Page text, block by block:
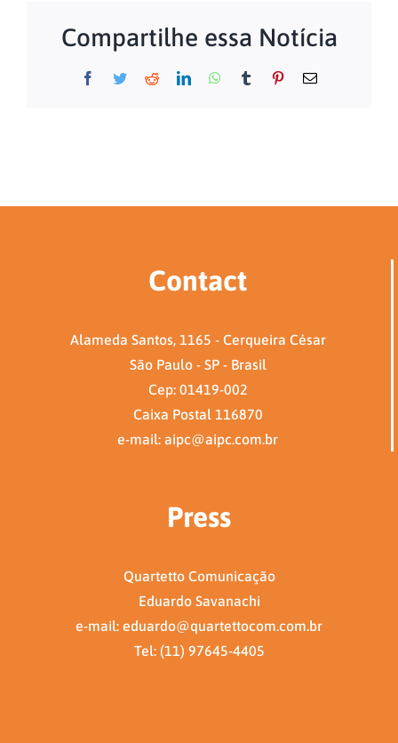
Compartilhe essa Notícia
Facebook
TwitterRedditLinkedInWhatsApp
Tumblr PinterestEmail
Contact
Alameda Santos, 1165 - Cerqueira César
São Paulo - SP - Brasil
Cep: 01419-002
Caixa Postal 116870
e-mail: aipc@aipc.com.br
Press
Quartetto Comunicação
Eduardo Savanachi
e-mail: eduardo@quartettocom.com.br
Tel: (11) 97645-4405